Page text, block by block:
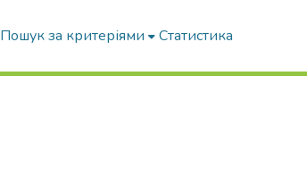
Пошук за критеріями Статистика